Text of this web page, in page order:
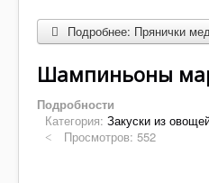
Подробнее: Прянички
Шампиньоны
Подробности
Категория: Закуски из
Просмотров: 552